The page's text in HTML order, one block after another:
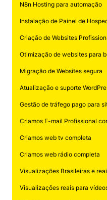
N8n Hosting para automação
Instalação de Painel de
Criação de Websites
Otimização de websites para
Migração de Websites segura
Atualização e suporte
Gestão de tráfego pago para
Criamos E-mail Profissional
Criamos web tv completa
Criamos web rádio completa
Visualizações Brasileiras e
Visualizações reais para